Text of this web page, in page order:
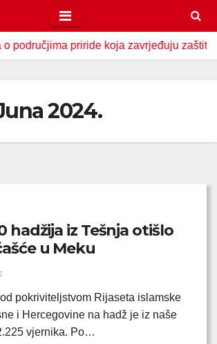
priride koja zavrjeđuju zaštitu
2024.
hadžija iz Tešnja otišlo
u Meku
pokriviteljstvom Rijaseta islamske
i Hercegovine na hadž je iz naše
vjernika. Po…